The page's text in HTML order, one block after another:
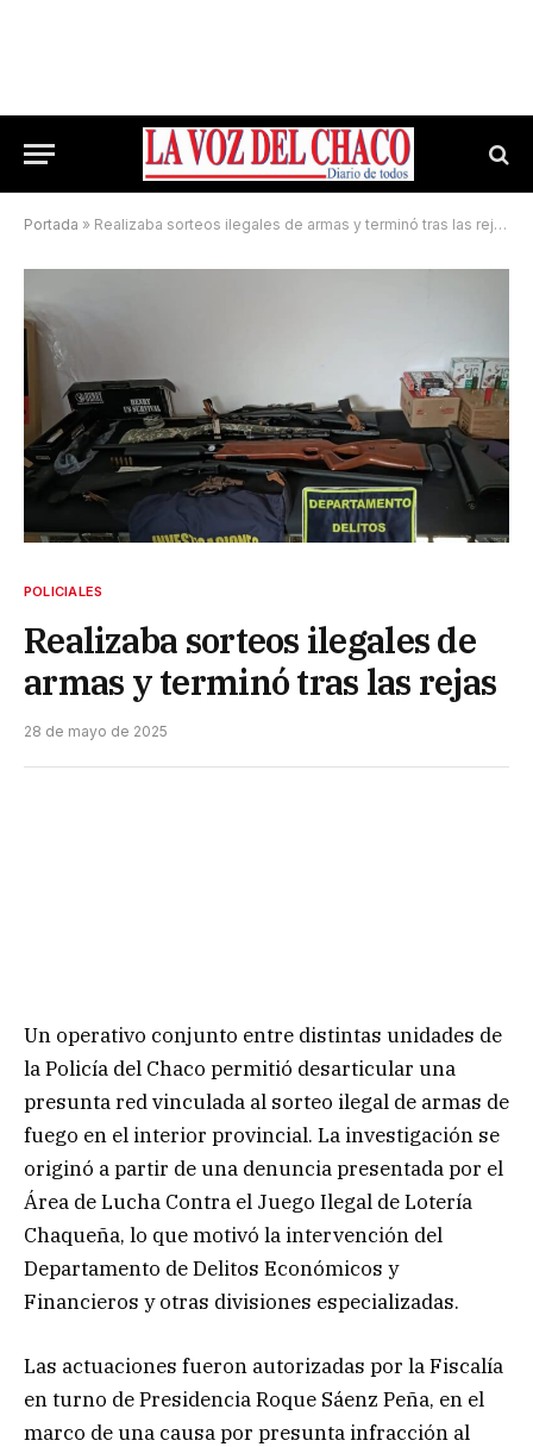
Portada » Realizaba sorteos ilegales de armas y terminó tras las rejas
POLICIALES
Realizaba sorteos ilegales de
armas y terminó tras las rejas
28 de mayo de 2025
Un operativo conjunto entre distintas unidades de
la Policía del Chaco permitió desarticular una
presunta red vinculada al sorteo ilegal de armas de
fuego en el interior provincial. La investigación se
originó a partir de una denuncia presentada por el
Área de Lucha Contra el Juego Ilegal de Lotería
Chaqueña, lo que motivó la intervención del
Departamento de Delitos Económicos y
Financieros y otras divisiones especializadas.
Las actuaciones fueron autorizadas por la Fiscalía
en turno de Presidencia Roque Sáenz Peña, en el
marco de una causa por presunta infracción al